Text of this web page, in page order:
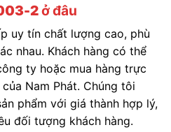
2ở đâu
uy tín chất lượng cao, phù
nhau. Khách hàng có thể
ty hoặc mua hàng trực
Nam Phát. Chúng tôi
phẩm với giá thành hợp lý,
đối tượng khách hàng.